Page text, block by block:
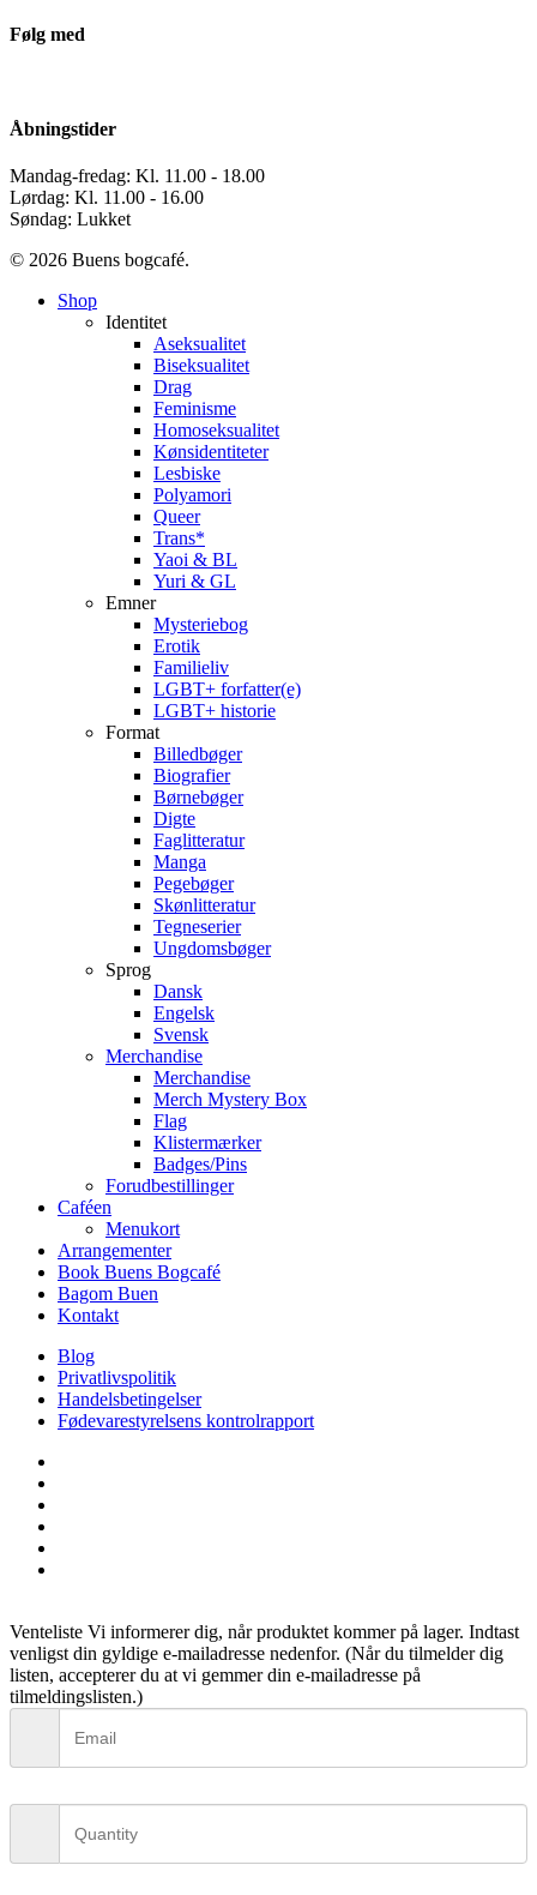
Følg med
Åbningstider
Mandag-fredag: Kl. 11.00 - 18.00
Lørdag: Kl. 11.00 - 16.00
Søndag: Lukket
© 2026 Buens bogcafé.
Close
Shop
Identitet
Aseksualitet
Biseksualitet
Drag
Feminisme
Homoseksualitet
Kønsidentiteter
Lesbiske
Polyamori
Queer
Trans*
Yaoi & BL
Yuri & GL
Emner
Mysteriebog
Erotik
Familieliv
LGBT+ forfatter(e)
LGBT+ historie
Format
Billedbøger
Biografier
Børnebøger
Digte
Faglitteratur
Manga
Pegebøger
Skønlitteratur
Tegneserier
Ungdomsbøger
Sprog
Dansk
Engelsk
Svensk
Merchandise
Merchandise
Merch Mystery Box
Flag
Klistermærker
Badges/Pins
Forudbestillinger
Caféen
Menukort
Arrangementer
Book Buens Bogcafé
Bagom Buen
Kontakt
Blog
Privatlivspolitik
Handelsbetingelser
Fødevarestyrelsens kontrolrapport
Venteliste Vi informerer dig, når produktet kommer på lager. Indtast
venligst din gyldige e-mailadresse nedenfor. (Når du tilmelder dig
listen, accepterer du at vi gemmer din e-mailadresse på
tilmeldingslisten.)